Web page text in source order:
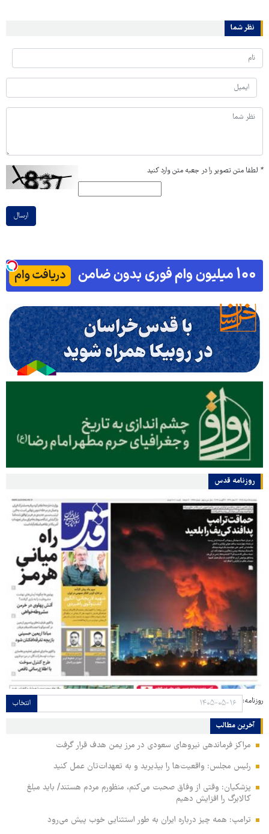
نظر شما
* لطفا متن تصویر را در جعبه متن وارد کنید
ارسال
روزنامه قدس
روزنامه: انتخاب
آخرین مطالب
مراکز فرماندهی نیروهای سعودی در مرز یمن هدف قرار گرفت
رئیس مجلس: واقعیت‌ها را بپذیرید و به تعهدات‌تان عمل کنید
پزشکیان: وقتی از وفاق صحبت می‌کنم، منظورم مردم هستند/ باید مبلغ
کالابرگ را افزایش دهیم
ترامپ: همه چیز درباره ایران به طور استثنایی خوب پیش می‌رود